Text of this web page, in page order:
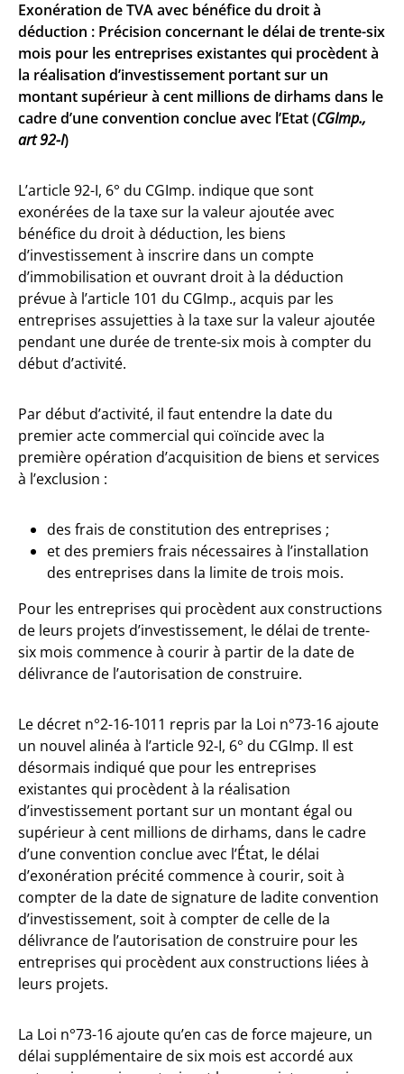
Exonération de TVA avec bénéfice du droit à
déduction : Précision concernant le délai de trente-six
mois pour les entreprises existantes qui procèdent à
la réalisation d’investissement portant sur un
montant supérieur à cent millions de dirhams dans le
cadre d’une convention conclue avec l’Etat (CGImp.,
art 92-I)
L’article 92-I, 6° du CGImp. indique que sont
exonérées de la taxe sur la valeur ajoutée avec
bénéfice du droit à déduction, les biens
d’investissement à inscrire dans un compte
d’immobilisation et ouvrant droit à la déduction
prévue à l’article 101 du CGImp., acquis par les
entreprises assujetties à la taxe sur la valeur ajoutée
pendant une durée de trente-six mois à compter du
début d’activité.
Par début d’activité, il faut entendre la date du
premier acte commercial qui coïncide avec la
première opération d’acquisition de biens et services
à l’exclusion :
des frais de constitution des entreprises ;
et des premiers frais nécessaires à l’installation
des entreprises dans la limite de trois mois.
Pour les entreprises qui procèdent aux constructions
de leurs projets d’investissement, le délai de trente-
six mois commence à courir à partir de la date de
délivrance de l’autorisation de construire.
Le décret n°2-16-1011 repris par la Loi n°73-16 ajoute
un nouvel alinéa à l’article 92-I, 6° du CGImp. Il est
désormais indiqué que pour les entreprises
existantes qui procèdent à la réalisation
d’investissement portant sur un montant égal ou
supérieur à cent millions de dirhams, dans le cadre
d’une convention conclue avec l’État, le délai
d’exonération précité commence à courir, soit à
compter de la date de signature de ladite convention
d’investissement, soit à compter de celle de la
délivrance de l’autorisation de construire pour les
entreprises qui procèdent aux constructions liées à
leurs projets.
La Loi n°73-16 ajoute qu’en cas de force majeure, un
délai supplémentaire de six mois est accordé aux